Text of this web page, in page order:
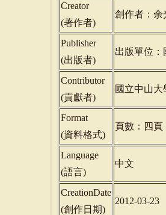
Creator
(著作者)
創作者：余
Publisher
(出版者)
出版單位：
Contributor
(貢獻者)
國立中山大
Format
(資料格式)
頁數：四頁
Language
(語言)
中文
CreationDate
(創作日期)
2012-03-23